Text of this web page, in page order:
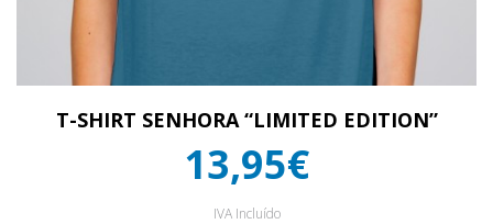
T-SHIRT SENHORA “LIMITED EDITION”
13,95€
IVA Incluído